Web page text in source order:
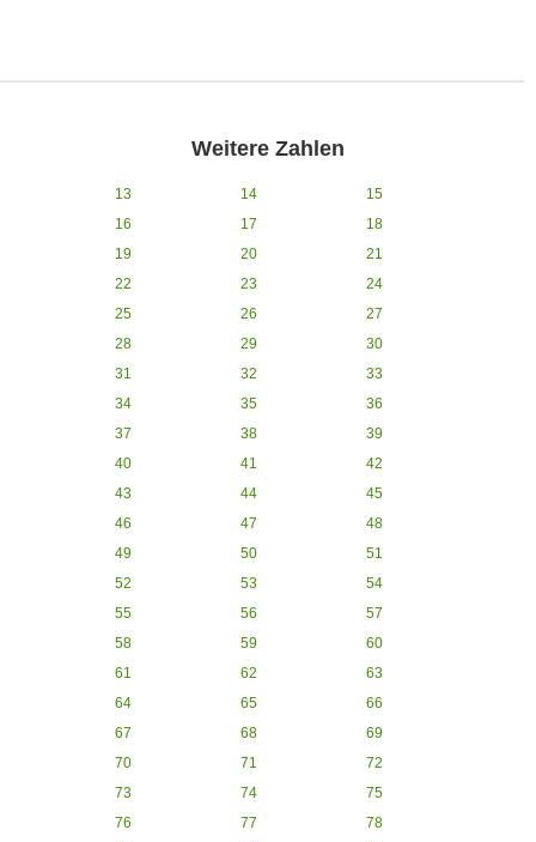
Weitere Zahlen
13 14
15
16
17
18
19
20
21
22
23
24
25
26
27
28
29
30
31
32
33
34
35
36
37
38
39
40
41
42
43
44
45
46
47
48
49
50
51
52
53
54
55
56
57
58
59
60
61
62
63
64
65
66
67
68
69
70
71
72
73
74
75
76
77
78